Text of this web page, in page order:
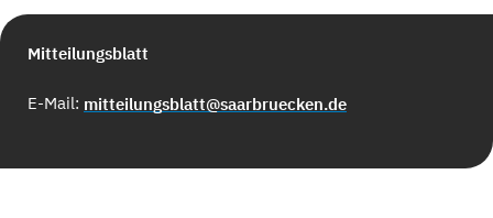
Mitteilungsblatt
E-Mail: mitteilungsblatt@saarbruecken.de